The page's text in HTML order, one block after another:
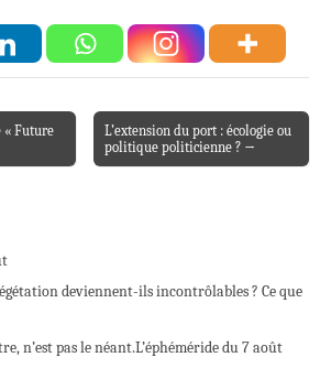
« Future
L’extension du port : écologie ou
politique politicienne ? →
deviennent-ils incontrôlables ? Ce que
n’est pas le néant.L’éphéméride du 7 août